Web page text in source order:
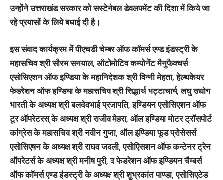
उन्होंने उत्तराखंड सरकार को सस्टेनेबल डेवलपमेंट की दिशा में किये जा
रहे प्रयासों के लिये बधाई दी है।
इस संवाद कार्यक्रम में पीएचडी चेम्बर ऑफ कॉमर्स एण्ड इंडस्ट्री के
महासचिव श्री सौरभ सनयाल, ऑटोमोटिव कम्पोनेंट मैनुफैक्चर्स
एसोसिएशन ऑफ इण्डिया के महानिदेशक श्री विन्नी मेहता, हेल्थकेयर
फेडरेशन ऑफ इण्डिया के महासचिव श्री सिद्धार्थ भट्टाचार्य, लघु उद्योग
भारती के अध्यक्ष श्री बलदेवभाई प्रजापति, इण्डियन एसोसिएशन ऑफ
टूर ऑपरेटरस् के अध्यक्ष श्री राजीव मेहरा, ऑल इण्डिया मोटर ट्रॉसपोर्ट
कांग्रेस के महासचिव श्री नवीन गुप्ता, ऑल इण्डिया फूड प्रोसेसर्स
एसोसिएषन के अध्यक्ष श्री राघव जदली, एसोएिसशन ऑफ कन्टेनर ट्रेन
ऑपरेटर्स के अध्यक्ष श्री मनीष पुरी, द फेडरेशन ऑफ इण्डियन चैम्बर्स
ऑफ कॉमर्स एण्ड इंडस्ट्री के अध्यक्ष श्री शुभ्रकांत पाण्डा, एसोसिएटेड